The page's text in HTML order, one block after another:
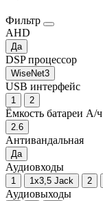
Фильтр
AHD
Да
DSP процессор
WiseNet3
USB интерфейс
1 2
Ёмкость батареи А/ч
2.6
Антивандальная
Да
Аудиовходы
1 1х3,5 Jack 2
Аудиовыходы